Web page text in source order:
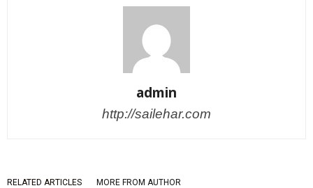
admin
http://sailehar.com
RELATED ARTICLES MORE FROM AUTHOR